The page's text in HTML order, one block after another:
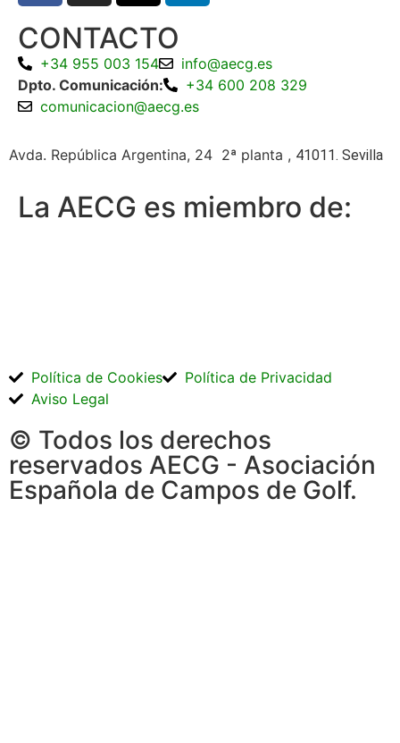
CONTACTO
+34 955 003 154
info@aecg.es
Dpto. Comunicación:
+34 600 208 329
comunicacion@aecg.es
Avda. República Argentina, 24 2ª planta , 41011. Sevilla
La AECG es miembro de:
© Todos los derechos
reservados AECG - Asociación
Española de Campos de Golf.
Política de Cookies
Política de Privacidad
Aviso Legal